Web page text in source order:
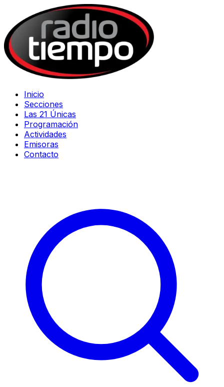
Inicio
Secciones
Las 21 Únicas
Programación
Actividades
Emisoras
Contacto